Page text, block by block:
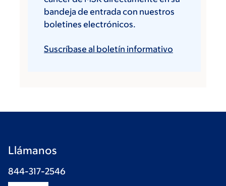
bandeja de entrada con nuestros
boletines electrónicos.
Suscríbase al boletín informativo
Llámanos
844-317-2546